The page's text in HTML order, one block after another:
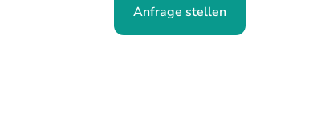
Anfrage stellen